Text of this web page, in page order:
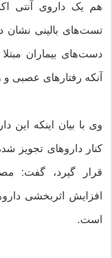
هم یک داروی آنتی
تست‌های بالینی نشان
دست‌های بیماران
آنکه رفتارهای عصبی و
وی با بیان اینکه این
کنار داروهای تجویز
قرار گیرد، گفت:
افزایش اثربخشی
است.